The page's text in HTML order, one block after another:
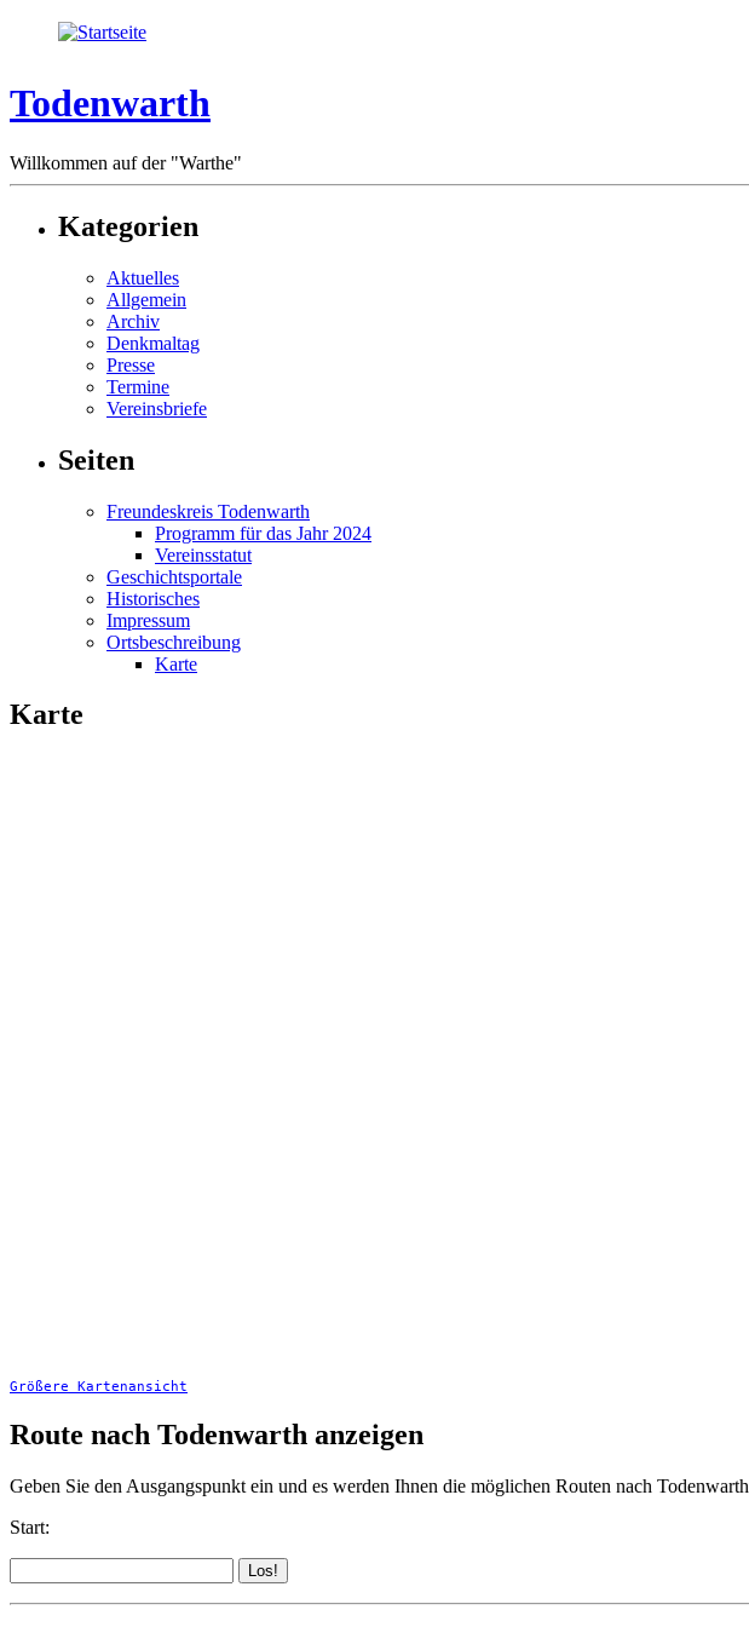
Todenwarth
Willkommen auf der "Warthe"
Kategorien
Aktuelles
Allgemein
Archiv
Denkmaltag
Presse
Termine
Vereinsbriefe
Seiten
Freundeskreis Todenwarth
Programm für das Jahr 2024
Vereinsstatut
Geschichtsportale
Historisches
Impressum
Ortsbeschreibung
Karte
Karte
Größere Kartenansicht
Route nach Todenwarth anzeigen
Geben Sie den Ausgangspunkt ein und es werden Ihnen die möglichen Routen nach
Start: